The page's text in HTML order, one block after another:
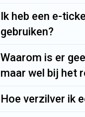
Ik heb een e-
gebruiken?
Waarom is er
maar wel bij het
Hoe verzilver ik